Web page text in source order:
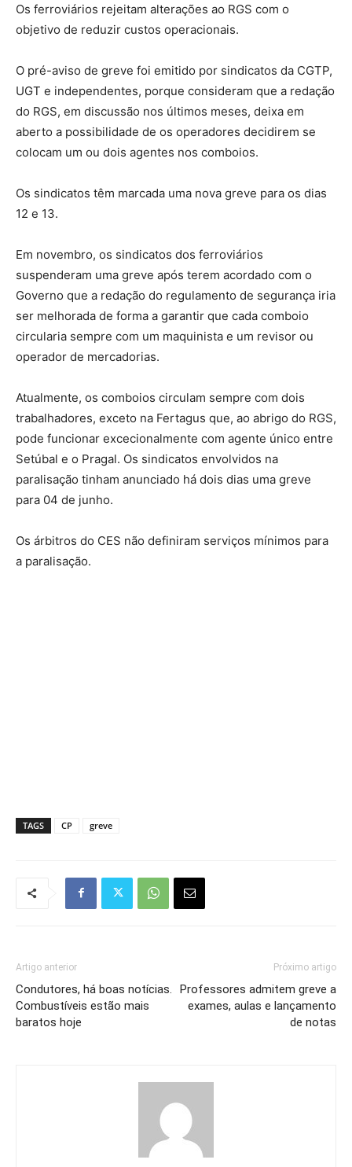
Os ferroviários rejeitam alterações ao RGS com o
objetivo de reduzir custos operacionais.
O pré-aviso de greve foi emitido por sindicatos da CGTP,
UGT e independentes, porque consideram que a redação
do RGS, em discussão nos últimos meses, deixa em
aberto a possibilidade de os operadores decidirem se
colocam um ou dois agentes nos comboios.
Os sindicatos têm marcada uma nova greve para os dias
12 e 13.
Em novembro, os sindicatos dos ferroviários
suspenderam uma greve após terem acordado com o
Governo que a redação do regulamento de segurança iria
ser melhorada de forma a garantir que cada comboio
circularia sempre com um maquinista e um revisor ou
operador de mercadorias.
Atualmente, os comboios circulam sempre com dois
trabalhadores, exceto na Fertagus que, ao abrigo do RGS,
pode funcionar excecionalmente com agente único entre
Setúbal e o Pragal. Os sindicatos envolvidos na
paralisação tinham anunciado há dois dias uma greve
para 04 de junho.
Os árbitros do CES não definiram serviços mínimos para
a paralisação.
TAGS CP greve
Artigo anterior
Condutores, há boas notícias.
Combustíveis estão mais
baratos hoje
Próximo artigo
Professores admitem greve a
exames, aulas e lançamento
de notas